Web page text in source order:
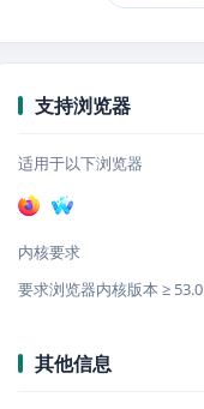
支持浏览器
适用于以下浏览器
内核要求
要求浏览器内核版本 ≥ 53.0
其他信息